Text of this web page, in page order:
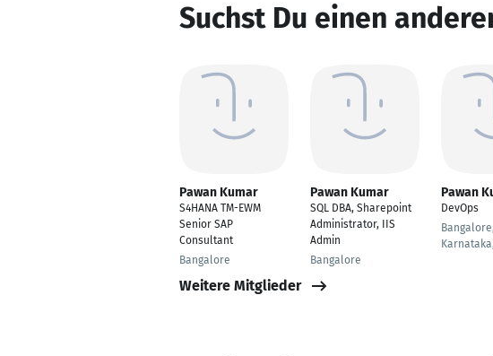
Suchst Du einen
Pawan Kumar
S4HANA TM-EWM
Senior SAP
Consultant
Bangalore
Pawan Kumar
SQL DBA, Sharepoint
Administrator, IIS
Admin
Bangalore
Pawan
DevOps
Weitere Mitglieder